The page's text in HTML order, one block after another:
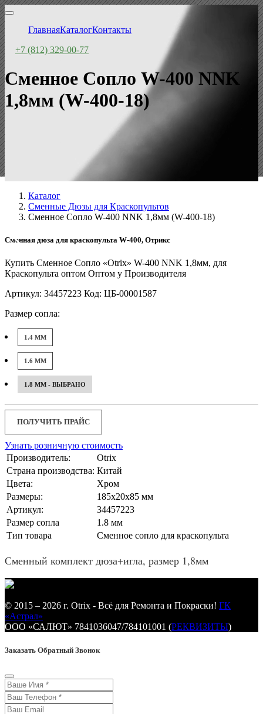
ГлавнаяКаталогКонтакты
+7 (812) 329-00-77
Сменное Сопло W-400 NNK
1,8мм (W-400-18)
Каталог
Сменные Дюзы для Краскопультов
Сменное Сопло W-400 NNK 1,8мм (W-400-18)
Сменная дюза для краскопульта W-400, Отрикс
Купить Сменное Сопло «Otrix» W-400 NNK 1,8мм, для
Краскопульта оптом Оптом у Производителя
Артикул: 34457223 Код: ЦБ-00001587
Размер сопла:
1.4 ММ
1.6 ММ
1.8 ММ - ВЫБРАНО
ПОЛУЧИТЬ ПРАЙС
Узнать розничную стоимость
Производитель:
Otrix
Страна производства: Китай
Цвета:
Хром
Размеры:
185x20x85 мм
Артикул:
34457223
Размер сопла
1.8 мм
Тип товара
Сменное сопло для краскопульта
Сменный комплект дюза+игла, размер 1,8мм
© 2015 – 2026 г. Otrix - Всё для Ремонта и Покраски! ГК
«Астрал»
ООО «САЛЮТ» 7841036047/784101001 (РЕКВИЗИТЫ)
Заказать Обратный Звонок